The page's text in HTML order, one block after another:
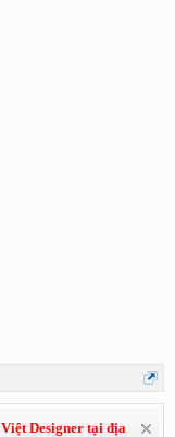
Designer tại địa